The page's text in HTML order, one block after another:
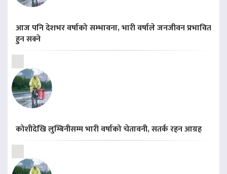
आज पनि देशभर वर्षाको सम्भावना, भारी वर्षाले जनजीवन प्रभावित
हुन सक्ने
कोशीदेखि लुम्बिनीसम्म भारी वर्षाको चेतावनी, सतर्क रहन आग्रह